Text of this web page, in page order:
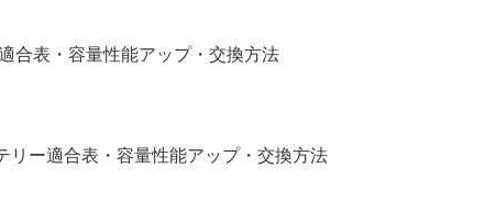
合表・容量性能アップ・交換方法
リー適合表・容量性能アップ・交換方法